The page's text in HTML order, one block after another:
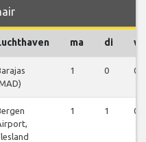
ma di
1 0 0
1 1 0